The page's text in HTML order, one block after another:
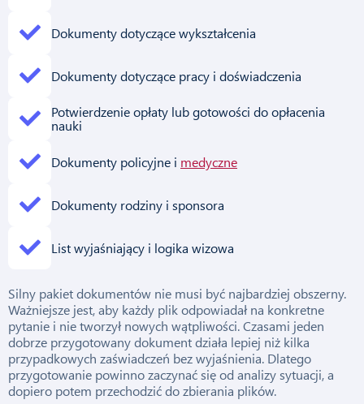
Dokumenty dotyczące wykształcenia
Dokumenty dotyczące pracy i doświadczenia
Potwierdzenie opłaty lub gotowości do opłacenia
nauki
Dokumenty policyjne i medyczne
Dokumenty rodziny i sponsora
List wyjaśniający i logika wizowa
Silny pakiet dokumentów nie musi być najbardziej obszerny.
Ważniejsze jest, aby każdy plik odpowiadał na konkretne
pytanie i nie tworzył nowych wątpliwości. Czasami jeden
dobrze przygotowany dokument działa lepiej niż kilka
przypadkowych zaświadczeń bez wyjaśnienia. Dlatego
przygotowanie powinno zaczynać się od analizy sytuacji, a
dopiero potem przechodzić do zbierania plików.